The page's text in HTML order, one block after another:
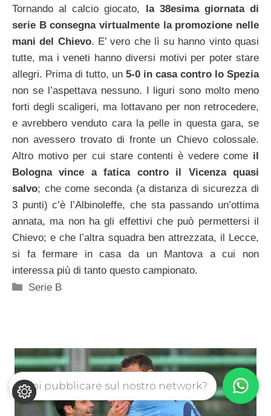
Tornando al calcio giocato,
la 38esima giornata di
serie B consegna virtualmente la promozione nelle
mani del Chievo. E’ vero che lì su hanno vinto quasi
tutte, ma i veneti hanno diversi motivi per poter stare
allegri. Prima di tutto, un 5-0 in casa contro lo Spezia
non se l’aspettava nessuno. I liguri sono molto meno
forti degli scaligeri, ma lottavano per non retrocedere,
e avrebbero venduto cara la pelle in questa gara, se
non avessero trovato di fronte un Chievo colossale.
Altro motivo per cui stare contenti è vedere come il
Bologna vince a fatica contro il Vicenza quasi
salvo; che come seconda (a distanza di sicurezza di
3 punti) c’è l’Albinoleffe, che sta passando un’ottima
annata, ma non ha gli effettivi che può permettersi il
Chievo; e che l’altra squadra ben attrezzata, il Lecce,
si fa fermare in casa da un Mantova a cui non
interessa più di tanto questo campionato.
Categorie
Serie B
Vuoi pubblicare sul nostro network?